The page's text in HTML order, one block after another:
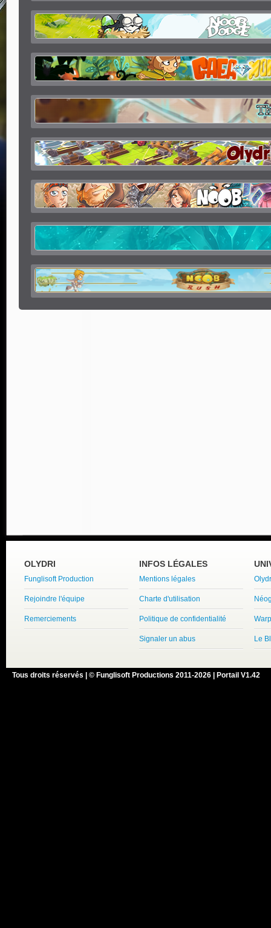
OLYDRI
Funglisoft Production
Rejoindre l'équipe
Remerciements
INFOS LÉGALES
Mentions légales
Charte d'utilisation
Politique de confidentialité
Signaler un abus Le
Tous droits réservés | © Funglisoft Productions 2011-2026 | Portail V1.42